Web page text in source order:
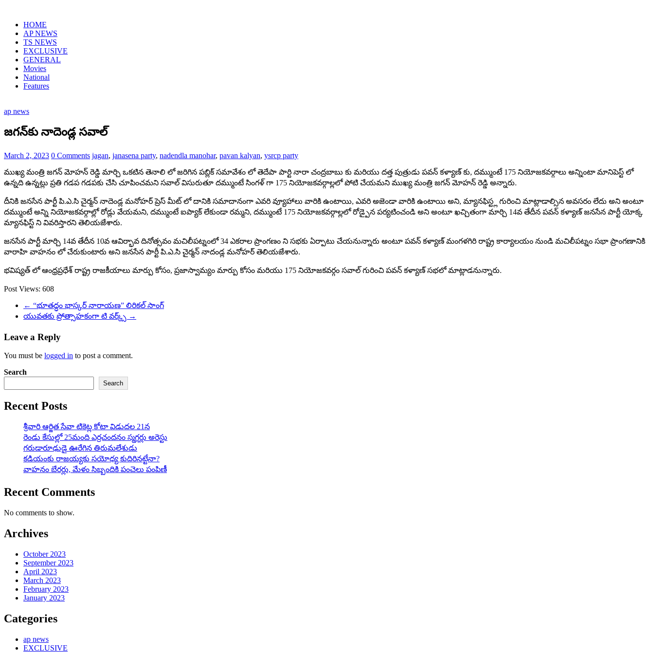
contentHOME
AP NEWS
TS NEWS
EXCLUSIVE
GENERAL
Movies
National
Features
ap news
జగన్‌‌కు నాదెండ్ల సవాల్
March 2, 2023 0 Comments jagan, janasena party, nadendla manohar, pavan kalyan, ysrcp party
ముఖ్య మంత్రి జగన్ మోహన్ రెడ్డి మార్చి ఒకటిన తెనాలి లో జరిగిన పబ్లిక్ సమావేశం లో తెదేపా పార్టి నారా చంద్రబాబు కు మరియు దత్త పుత్రుడు పవన్ కళ్యాణ్ కు, దమ్ముంటే 175 నియోజకవర్గాలు అన్నింటా మానిపెస్ట్ లో
ఉన్నది ఉన్నట్లు ప్రతి గడప గడపకు చేసి చూపించమని సవాల్ విసురుతూ దమ్ముంటే సింగళ్ గా 175 నియోజకవర్గాల్లలో పోటి చేయమని ముఖ్య మంత్రి జగన్ మోహన్ రెడ్డి అన్నారు.
దీనికి జనసేన పార్టీ పి.ఎ.సి చైర్మన్ నాదెండ్ల మనోహర్ ప్రెస్ మీట్ లో దానికి సమాదానంగా ఎవరి వ్యూహాలు వారికి ఉంటాయి, ఎవరి అజెండా వారికి ఉంటాయి అని, మ్యానఫిస్ట్ల గురించి మాట్లాడాల్సిన అవసరం లేదు అని అంటూ
దమ్ముంటే అన్ని నియోజకవర్గాల్లో రోడ్లు వేయమని, దమ్ముంటే ఐప్యాక్ లేకుండా రమ్మని, దమ్ముంటే 175 నియోజకవర్గాల్లలో రోడ్పైన పర్యటించండి అని అంటూ ఖచ్చితంగా మార్చి 14వ తేదీన పవన్ కళ్యాణ్ జనసేన పార్టీ యోక్క
మ్యానఫిస్ట్ ని వివరిస్తారని తెలియజేశారు.
జనసేన పార్టీ మార్చి 14వ తేదీన 10వ ఆవిర్భావ దినోత్సవం మచిలీపట్నంలో 34 ఎకరాల ప్రాంగణం ని సభకు ఏర్పాటు చేయనున్నారు అంటూ పవన్ కళ్యాణ్ మంగళగిరి రాష్ట్ర కార్యాలయం నుండి మచిలీపట్నం సభా ప్రాంగణానికి
వారాహి వాహనం లో చేరుకుంటారు అని జనసేన పార్టీ పి.ఎ.సి చైర్మన్ నాదండ్ల మనోహర్ తెలియజేశారు.
భవిష్యత్ లో ఆంధ్రప్రధేశ్ రాష్ట్ర రాజకీయాలు మార్పు కోసం, ప్రజాస్వామ్యం మార్పు కోసం మరియు 175 నియోజకవర్గం సవాల్ గురించి పవన్ కళ్యాణ్ సభలో మాట్లాడనున్నారు.
Post Views: 608
← “భూతద్ధం భాస్కర్‌ నారాయణ” లిరికల్ సాంగ్
యువతకు ప్రోత్సాహకంగా టి వర్క్స్ →
Leave a Reply
You must be logged in to post a comment.
Search
Search
Recent Posts
శ్రీవారి ఆర్జిత సేవా టికెట్ల కోటా విడుదల 21న
రెండు కేసుల్లో 25మంది ఎర్రచందనం స్మగ్లర్లు అరెస్టు
గరుడారూఢుడై ఊరేగిన తిరుమలేశుడు
కడియంకు రాజయ్యకు సయోధ్య కుదిరినట్టేనా?
వాహ‌నం బేర‌ర్లు, మేళం సిబ్బందికి పంచెలు పంపిణీ
Recent Comments
No comments to show.
Archives
October 2023
September 2023
April 2023
March 2023
February 2023
January 2023
Categories
ap news
EXCLUSIVE